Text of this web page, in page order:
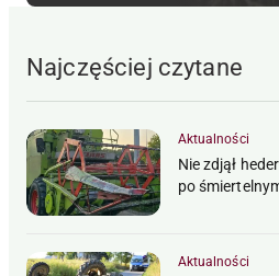
Najczęściej czytane
Aktualności
Nie zdjął
po
Aktualności